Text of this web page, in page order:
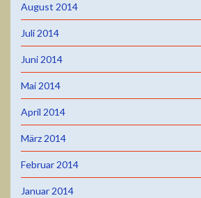
August 2014
Juli 2014
Juni 2014
Mai 2014
April 2014
März 2014
Februar 2014
Januar 2014